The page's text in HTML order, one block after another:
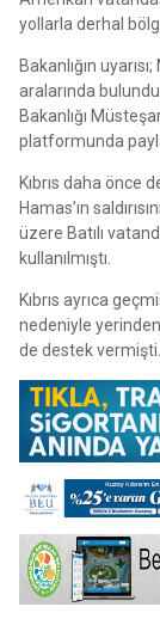
yollarla derhal
Bakanlığın
aralarında
Bakanlığı
platformunda
Kıbrıs daha önce
Hamas’ın
üzere Batılı
kullanılmıştı.
Kıbrıs ayrıca
nedeniyle
de destek vermişti.